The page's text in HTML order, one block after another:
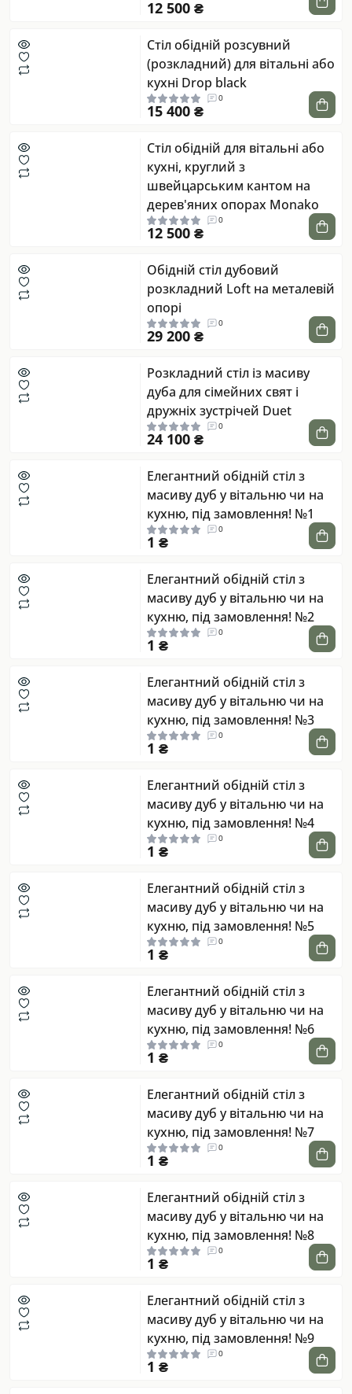
12 500 ₴
Стіл обідній розсувний
(розкладний) для вітальні або
кухні Drop black
0
15 400 ₴
Стіл обідній для вітальні або
кухні, круглий з
швейцарським кантом на
дерев'яних опорах Monako
0
12 500 ₴
Обідній стіл дубовий
розкладний Loft на металевій
опорі
0
29 200 ₴
Розкладний стіл із масиву
дуба для сімейних свят і
дружніх зустрічей Duet
0
24 100 ₴
Елегантний обідній стіл з
масиву дуб у вітальню чи на
кухню, під замовлення! №1
0
1 ₴
Елегантний обідній стіл з
масиву дуб у вітальню чи на
кухню, під замовлення! №2
0
1 ₴
Елегантний обідній стіл з
масиву дуб у вітальню чи на
кухню, під замовлення! №3
0
1 ₴
Елегантний обідній стіл з
масиву дуб у вітальню чи на
кухню, під замовлення! №4
0
1 ₴
Елегантний обідній стіл з
масиву дуб у вітальню чи на
кухню, під замовлення! №5
0
1 ₴
Елегантний обідній стіл з
масиву дуб у вітальню чи на
кухню, під замовлення! №6
0
1 ₴
Елегантний обідній стіл з
масиву дуб у вітальню чи на
кухню, під замовлення! №7
0
1 ₴
Елегантний обідній стіл з
масиву дуб у вітальню чи на
кухню, під замовлення! №8
0
1 ₴
Елегантний обідній стіл з
масиву дуб у вітальню чи на
кухню, під замовлення! №9
0
1 ₴